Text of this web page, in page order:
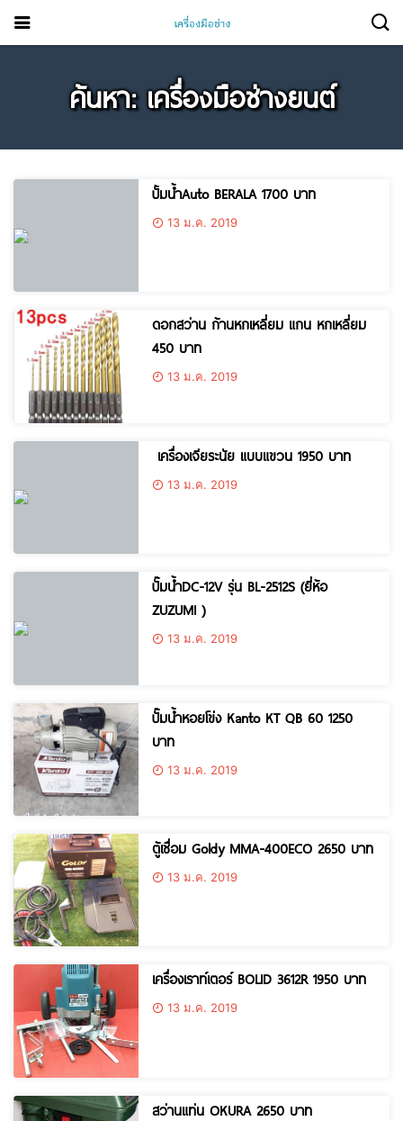
ค้นหา: เครื่องมือช่างยนต์
ปั้มน้ำAuto BERALA 1700 บาท
13 ม.ค. 2019
ดอกสว่าน ก้านหกเหลี่ยม แกน หกเหลี่ยม
450 บาท
13 ม.ค. 2019
เครื่องเจียระนัย แบบแขวน 1950 บาท
13 ม.ค. 2019
ปั๊มน้ำDC-12V รุ่น BL-2512S (ยี่ห้อ
ZUZUMI )
13 ม.ค. 2019
ปั๊มน้ำหอยโข่ง Kanto KT QB 60 1250
บาท
13 ม.ค. 2019
ตู้เชื่อม Goldy MMA-400ECO 2650 บาท
13 ม.ค. 2019
เครื่องเราท์เตอร์ BOLID 3612R 1950 บาท
13 ม.ค. 2019
สว่านแท่น OKURA 2650 บาท